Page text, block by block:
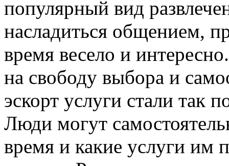
популярный вид
насладиться общением,
время весело и
на свободу выбора и
эскорт услуги стали так
Люди могут
время и какие услуги им